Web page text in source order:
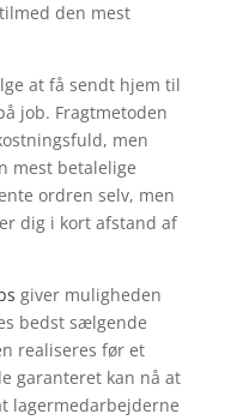
den mest
at få sendt hjem til
job. Fragtmetoden
men
mest betalelige
ordren selv, men
dig i kort afstand af
giver muligheden
bedst sælgende
realiseres før et
garanteret kan nå at
lagermedarbejderne